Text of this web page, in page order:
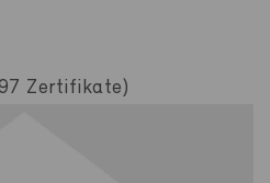
Zertifikate)